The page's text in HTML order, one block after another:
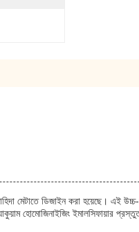
মেটাতে ডিজাইন করা হয়েছে। এই
হোমোজিনাইজিং ইমালসিফায়ার